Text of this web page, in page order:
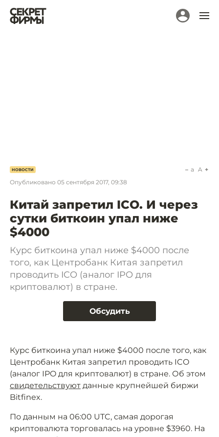
НОВОСТИ
Опубликовано 05 сентября 2017, 09:38
a A
Китай запретил ICO. И через
сутки биткоин упал ниже
$4000
Курс биткоина упал ниже $4000 после
того, как Центробанк Китая запретил
проводить ICO (аналог IPO для
криптовалют) в стране.
Обсудить
Курс биткоина упал ниже $4000 после того, как
Центробанк Китая запретил проводить ICO
(аналог IPO для криптовалют) в стране. Об этом
свидетельствуют данные крупнейшей биржи
Bitfinex.
По данным на 06:00 UTC, самая дорогая
криптовалюта торговалась на уровне $3960. На